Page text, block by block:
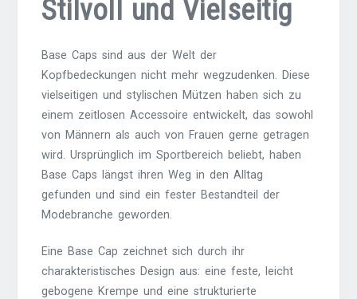
Stilvoll und Vielseitig
Base Caps sind aus der Welt der
Kopfbedeckungen nicht mehr wegzudenken. Diese
vielseitigen und stylischen Mützen haben sich zu
einem zeitlosen Accessoire entwickelt, das sowohl
von Männern als auch von Frauen gerne getragen
wird. Ursprünglich im Sportbereich beliebt, haben
Base Caps längst ihren Weg in den Alltag
gefunden und sind ein fester Bestandteil der
Modebranche geworden.
Eine Base Cap zeichnet sich durch ihr
charakteristisches Design aus: eine feste, leicht
gebogene Krempe und eine strukturierte